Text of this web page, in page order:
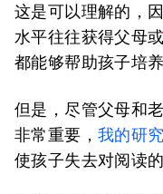
这是可以理解的，
水平往往获得父母或
都能够帮助孩子培
但是，尽管父母和
非常重要， 我的研究
使孩子失去对阅读的